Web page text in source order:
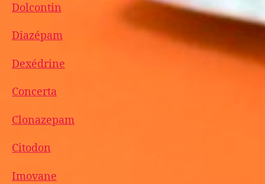
Dolcontin
Diazépam
Dexédrine
Concerta
Clonazepam
Citodon
Imovane